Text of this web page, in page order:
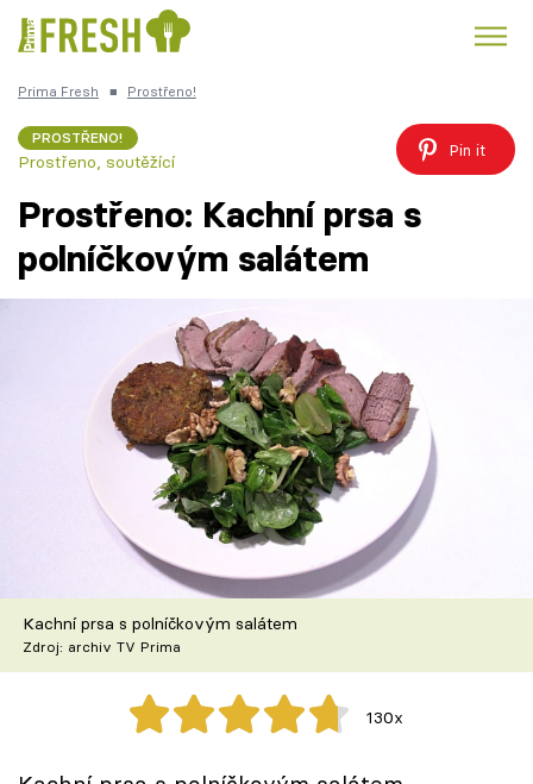
Česká kuchyně
Recepty
TV Program
Škola vaření
Recepty z TV
Speciál: Cuketa
Těhotnej kuchař
Prima Fresh ■ Prostřeno!
PROSTŘENO!
Prostřeno, soutěžící
Pin it
Prostřeno: Kachní prsa s
polníčkovým salátem
Kachní prsa s polníčkovým salátem
Zdroj: archiv TV Prima
130x